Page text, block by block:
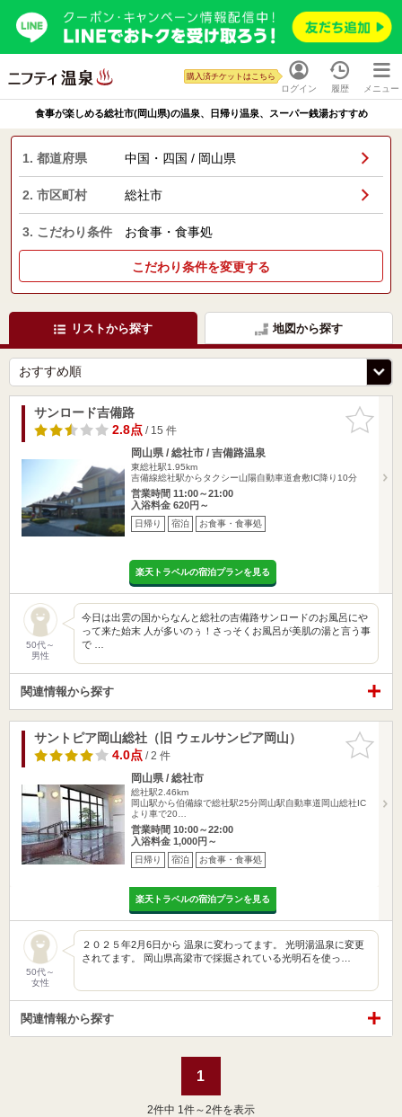
ログイン
購入済チケットはこちら
履歴 メニュー
食事が楽しめる総社市(岡山県)の温泉、日帰り温泉、スーパー銭湯おすすめ
1. 都道府県 中国・四国 / 岡山県
2. 市区町村 総社市
3. こだわり条件 お食事・食事処
こだわり条件を変更する
リストから探す 地図から探す
お気に入
りに追加
サンロード吉備路
2.8点/ 15 件
岡山県 / 総社市 / 吉備路温泉
東総社駅1.95km
吉備線総社駅からタクシー山陽自動車道倉敷IC降り10分
営業時間 11:00～21:00
入浴料金 620円～
日帰り 宿泊 お食事・食事処
楽天トラベルの宿泊プランを見る
50代～
男性
今日は出雲の国からなんと総社の吉備路サンロードのお風呂にや
って来た始末 人が多いのぅ！さっそくお風呂が美肌の湯と言う事
で …
関連情報から探す
お気に入
りに追加
サントピア岡山総社（旧 ウェルサンピア岡山）
4.0点/ 2 件
岡山県 / 総社市
総社駅2.46km
岡山駅から伯備線で総社駅25分岡山駅自動車道岡山総社IC
より車で20…
営業時間 10:00～22:00
入浴料金 1,000円～
日帰り 宿泊 お食事・食事処
楽天トラベルの宿泊プランを見る
50代～
女性
２０２５年2月6日から 温泉に変わってます。 光明湯温泉に変更
されてます。 岡山県高梁市で採掘されている光明石を使っ…
関連情報から探す
1
2件中 1件～2件を表示